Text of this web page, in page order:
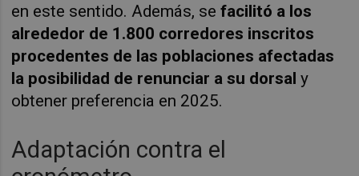
en este sentido. Además, se facilitó a los
alrededor de 1.800 corredores inscritos
procedentes de las poblaciones afectadas
la posibilidad de renunciar a su dorsal y
obtener preferencia en 2025.
Adaptación contra el